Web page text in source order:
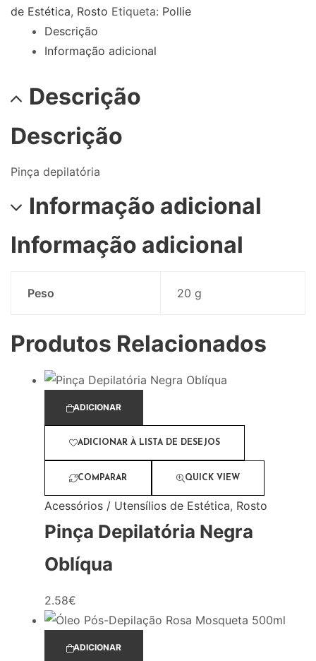
de Estética, Rosto Etiqueta: Pollie
Descrição
Informação adicional
Descrição
Descrição
Pinça depilatória
Informação adicional
Informação adicional
Peso 20 g
Produtos Relacionados
ADICIONAR
ADICIONAR À LISTA DE DESEJOS
COMPARAR QUICK VIEW
Acessórios / Utensílios de Estética, Rosto
Pinça Depilatória Negra
Oblíqua
2.58€
ADICIONAR